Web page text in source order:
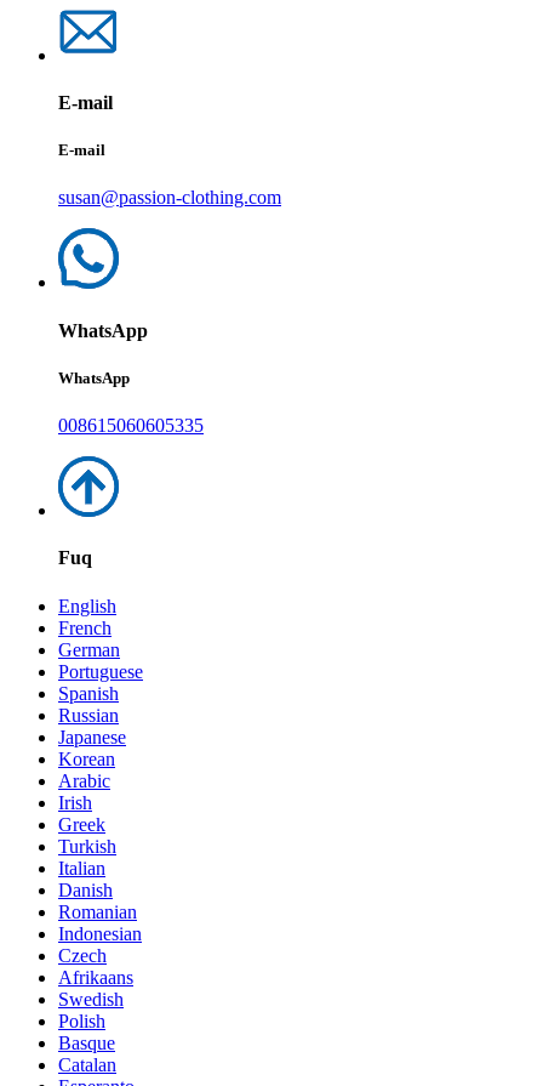
E-mail
E-mail
susan@passion-clothing.com
WhatsApp
WhatsApp
008615060605335
Fuq
English
French
German
Portuguese
Spanish
Russian
Japanese
Korean
Arabic
Irish
Greek
Turkish
Italian
Danish
Romanian
Indonesian
Czech
Afrikaans
Swedish
Polish
Basque
Catalan